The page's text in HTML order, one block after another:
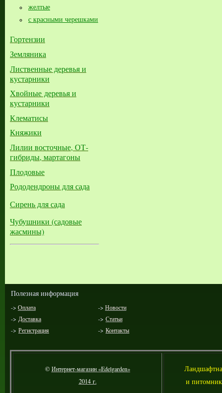
желтые
с красными черешками
Гортензии
Земляника
Лиственные деревья и
кустарники
Хвойные деревья и
кустарники
Клематисы
Княжики
Лилии восточные, ОТ-
гибриды, мартагоны
Плодовые
Рододендроны для сада
Сирень для сада
Чубушники (садовые
жасмины)
Полезная информация
-> Оплата -> Новости
-> Доставка -> Статьи
-> Регистрация -> Контакты
©Интернет-магазин «Edelgarden»
2014 г.
Л
и питомник